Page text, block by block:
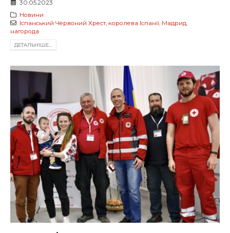
30.05.2023
Новини
Іспанський Червоний Хрест, королева Іспанії, Мадрид,
нагорода
ДЕТАЛЬНIШЕ...